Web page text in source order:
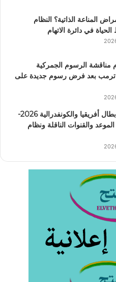
المناعة الذاتية؟ النظام
في دائرة الاتهام
مناقشة الرسوم الجمركية
ترمب بعد فرض رسوم جديدة على
قرعة دوري أبطال أفريقيا والكونفدرالية 2026-
الموعد والقنوات الناقلة ونظام